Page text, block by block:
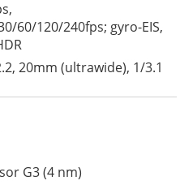
60/120/240fps; gyro-EIS,
20mm (ultrawide), 1/3.1
G3 (4 nm)